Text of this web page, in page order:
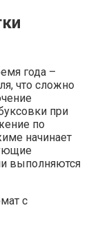
года –
что сложно
при
по
начинает
выполняются